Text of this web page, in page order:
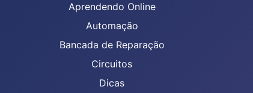
Aprendendo Online
Automação
Bancada de Reparação
Circuitos
Dicas